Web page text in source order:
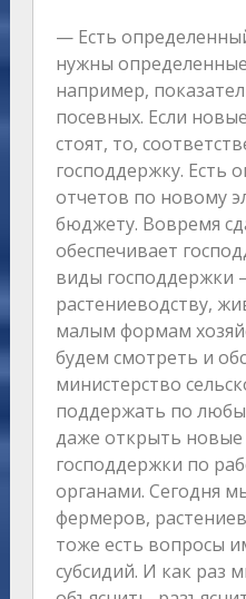
— Есть
нужны
например,
посевных. Если
стоят, то,
господдержку. Есть
отчетов по новому
бюджету. Вовремя
обеспечивает
виды господдержки
растениеводству,
малым формам
будем смотреть и
министерство
поддержать по
даже открыть новые
господдержки по
органами. Сегодня
фермеров,
тоже есть вопросы
субсидий. И как раз